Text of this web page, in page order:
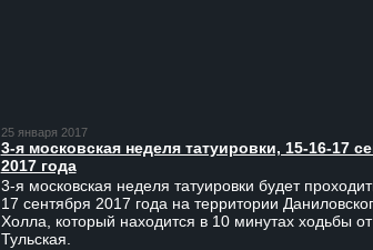
25 января 2017
3-я московская неделя татуировки, 15-16-17
2017 года
3-я московская неделя татуировки будет
17 сентября 2017 года на территории
Холла, который находится в 10 минутах ходьбы
Тульская.